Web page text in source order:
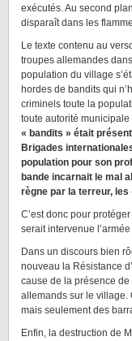
exécutés. Au second
disparaît dans les
Le texte contenu au
troupes allemandes
population du village
hordes de bandits qui
criminels toute la
toute autorité
« bandits » était
Brigades
population pour son
bande incarnait le mal
règne par la terreur,
C’est donc pour
serait intervenue
Dans un discours bien
nouveau la Résistance
cause de la présence
allemands sur le village.
mais seulement des
Enfin, la destruction de